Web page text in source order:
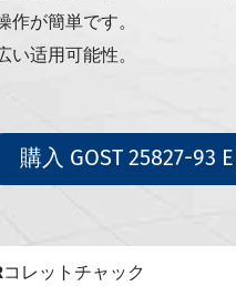
作が簡単です。
い适用可能性。
購入 GOST 25827-93
コレットチャック